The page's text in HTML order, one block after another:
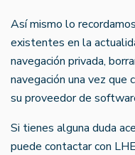
Así mismo lo
existentes en la
navegación privada,
navegación una vez que
su proveedor de
Si tienes alguna duda
puede contactar con